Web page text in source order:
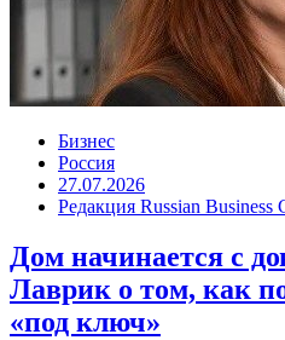
Бизнес
Россия
27.07.2026
Редакция Russian Business
Дом начинается с
Лаврик о том, как
«под ключ»